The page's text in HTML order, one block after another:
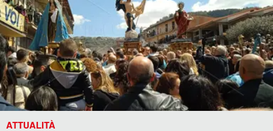
ATTUALITÀ